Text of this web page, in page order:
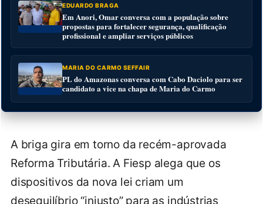
EDUARDO BRAGA
Em Anori, Omar conversa com a população sobre
propostas para fortalecer segurança, qualificação
profissional e ampliar serviços públicos
MARIA DO CARMO SEFFAIR
PL do Amazonas conversa com Cabo Daciolo para ser
candidato a vice na chapa de Maria do Carmo
A briga gira em torno da recém-aprovada
Reforma Tributária. A Fiesp alega que os
dispositivos da nova lei criam um
desequilíbrio “injusto” para as indústrias